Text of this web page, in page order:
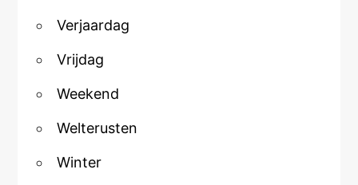
Verjaardag
Vrijdag
Weekend
Welterusten
Winter